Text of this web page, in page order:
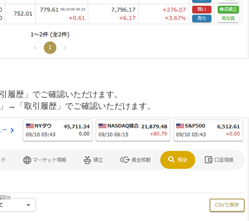
歴」でご確認いただけます。
→「取引履歴」でご確認いただけます。